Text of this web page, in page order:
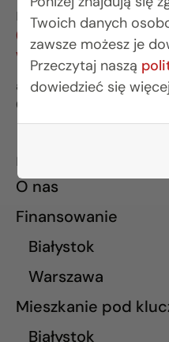
Twoich danych
zawsze możesz je
Przeczytaj naszą
dowiedzieć się
BIURO WARSZAWA
(22) 642 03 55
al. Wilanowska 67E lok. U5
02-765 Warszawa
INFORMACJE
O nas
Finansowanie
Białystok
Warszawa
Mieszkanie pod
Białystok